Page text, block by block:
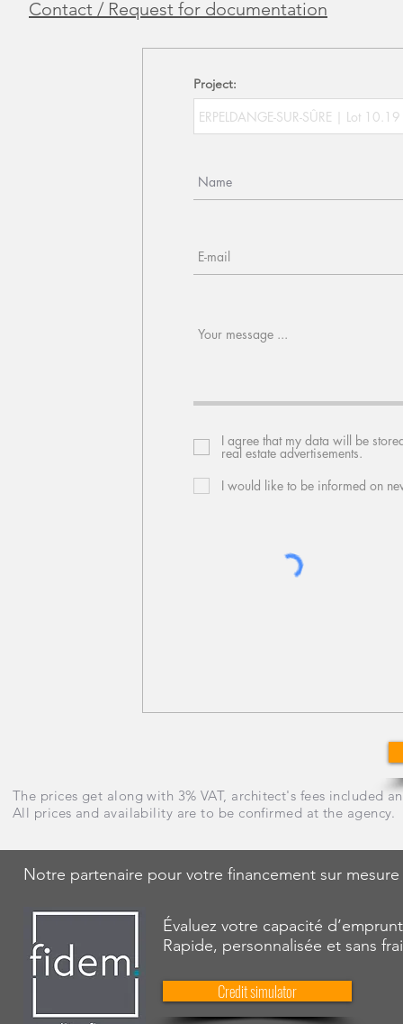
Contact / Request for documentation
Project:
I agree that my data will be
real estate advertisements.
I would like to be informed on
The prices get along with 3% VAT, architect's fees included
All prices and availability are to be confirmed at the agency.
Notre partenaire pour votre financement sur mesure
Évaluez votre capacité
Rapide, personnalisée et sans
Credit simulator